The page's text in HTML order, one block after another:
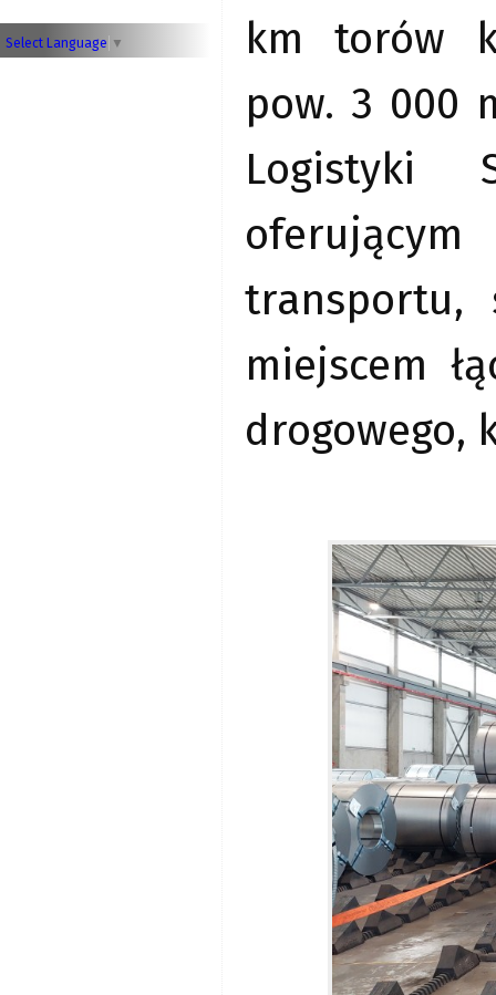
Select Language ▼
km torów
pow. 3 000
Logistyki
oferującym
transportu,
miejscem
drogowego,